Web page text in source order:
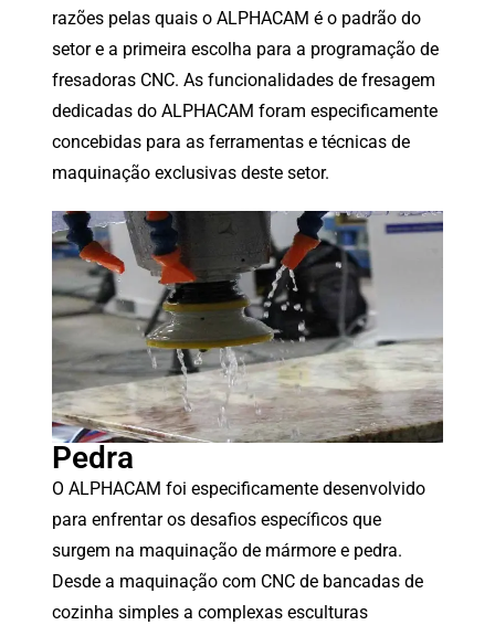
razões pelas quais o ALPHACAM é o padrão do
setor e a primeira escolha para a programação de
fresadoras CNC. As funcionalidades de fresagem
dedicadas do ALPHACAM foram especificamente
concebidas para as ferramentas e técnicas de
maquinação exclusivas deste setor.
Pedra
O ALPHACAM foi especificamente desenvolvido
para enfrentar os desafios específicos que
surgem na maquinação de mármore e pedra.
Desde a maquinação com CNC de bancadas de
cozinha simples a complexas esculturas